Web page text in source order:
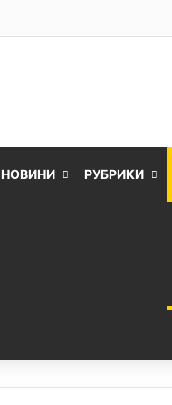
НОВИНИ РУБРИКИ